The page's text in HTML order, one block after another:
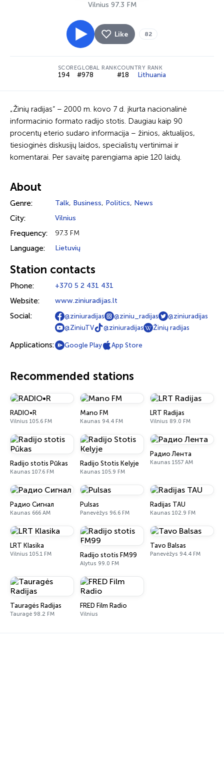
Vilnius 97.3 FM
Like 82
SCORE
194
GLOBAL RANK
#978
COUNTRY RANK
#18 Lithuania
„Žinių radijas“ – 2000 m. kovo 7 d. įkurta nacionalinė
informacinio formato radijo stotis. Daugiau kaip 90
procentų eterio sudaro informacija – žinios, aktualijos,
tiesioginės diskusijų laidos, specialistų vertinimai ir
komentarai. Per savaitę parengiama apie 120 laidų.
About
Genre: Talk, Business, Politics, News
City: Vilnius
Frequency: 97.3 FM
Language: Lietuvių
Station contacts
Phone: +370 5 2 431 431
Website: www.ziniuradijas.lt
Social: @ziniuradijas @ziniu_radijas
@ziniuradijas
@ZiniuTV
@ziniuradijas Žinių radijas
Applications: Google Play App Store
Recommended stations
RADIO•R
Vilnius 105.6 FM
Mano FM
Kaunas 94.4 FM
LRT Radijas
Vilnius 89.0 FM
Radijo stotis Pūkas
Kaunas 107.6 FM
Radijo Stotis Kelyje
Kaunas 105.9 FM
Радио Лента
Kaunas 1557 AM
Радио Сигнал
Kaunas 666 AM
Pulsas
Panevėžys 96.6 FM
Radijas TAU
Kaunas 102.9 FM
LRT Klasika
Vilnius 105.1 FM Radijo stotis FM99
Alytus 99.0 FM
Tavo Balsas
Panevėžys 94.4 FM
Tauragės Radijas
Tauragė 98.2 FM
FRED Film Radio
Vilnius